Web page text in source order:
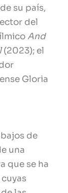
su país,
del
And
(2023); el
Gloria
de
una
que se ha